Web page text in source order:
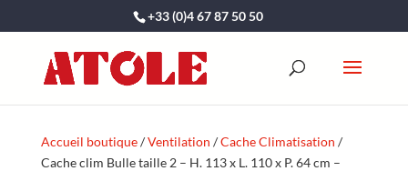
+33 (0)4 67 87 50 50
Accueil boutique/Ventilation /Cache Climatisation /
Cache clim Bulle taille 2 – H. 113 x L. 110 x P. 64 cm –